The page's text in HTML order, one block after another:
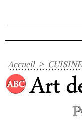
Accueil > CUISINE